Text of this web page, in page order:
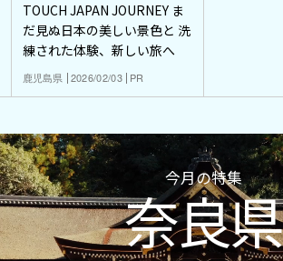
TOUCH JAPAN JOURNEY ま
だ見ぬ日本の美しい景色と 洗
練された体験、新しい旅へ
鹿児島県 2026/02/03 PR
今月の特集
奈良県